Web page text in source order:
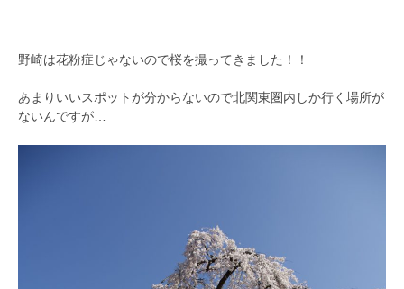
野崎は花粉症じゃないので桜を撮ってきました！！
あまりいいスポットが分からないので北関東圏内しか行く場所が
ないんですが…